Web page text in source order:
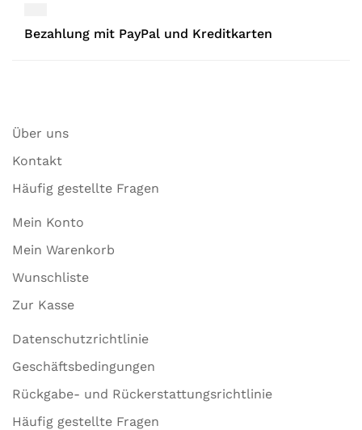
Bezahlung mit PayPal und Kreditkarten
Über uns
Kontakt
Häufig gestellte Fragen
Mein Konto
Mein Warenkorb
Wunschliste
Zur Kasse
Datenschutzrichtlinie
Geschäftsbedingungen
Rückgabe- und Rückerstattungsrichtlinie
Häufig gestellte Fragen